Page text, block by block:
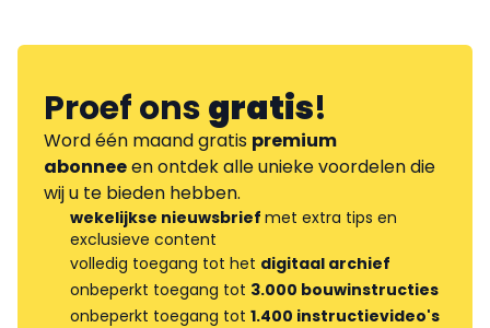
Proef onsgratis!
Word één maand gratis premium
abonneeen ontdek alle unieke voordelen die
wij u te bieden hebben.
wekelijkse nieuwsbrief met extra tips en
exclusieve content
volledig toegang tot het digitaal archief
onbeperkt toegang tot 3.000 bouwinstructies
onbeperkt toegang tot 1.400 instructievideo's